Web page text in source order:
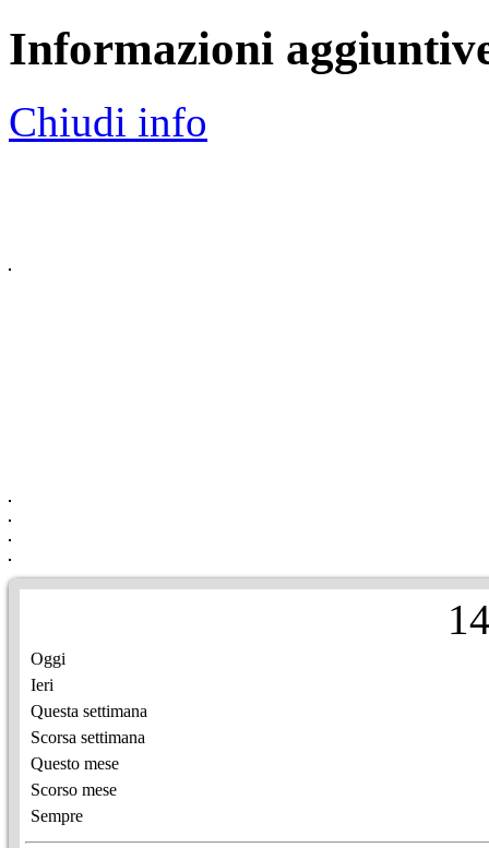
Informazioni
Chiudi info
1
Oggi
Ieri
Questa settimana
Scorsa settimana
Questo mese
Scorso mese
Sempre